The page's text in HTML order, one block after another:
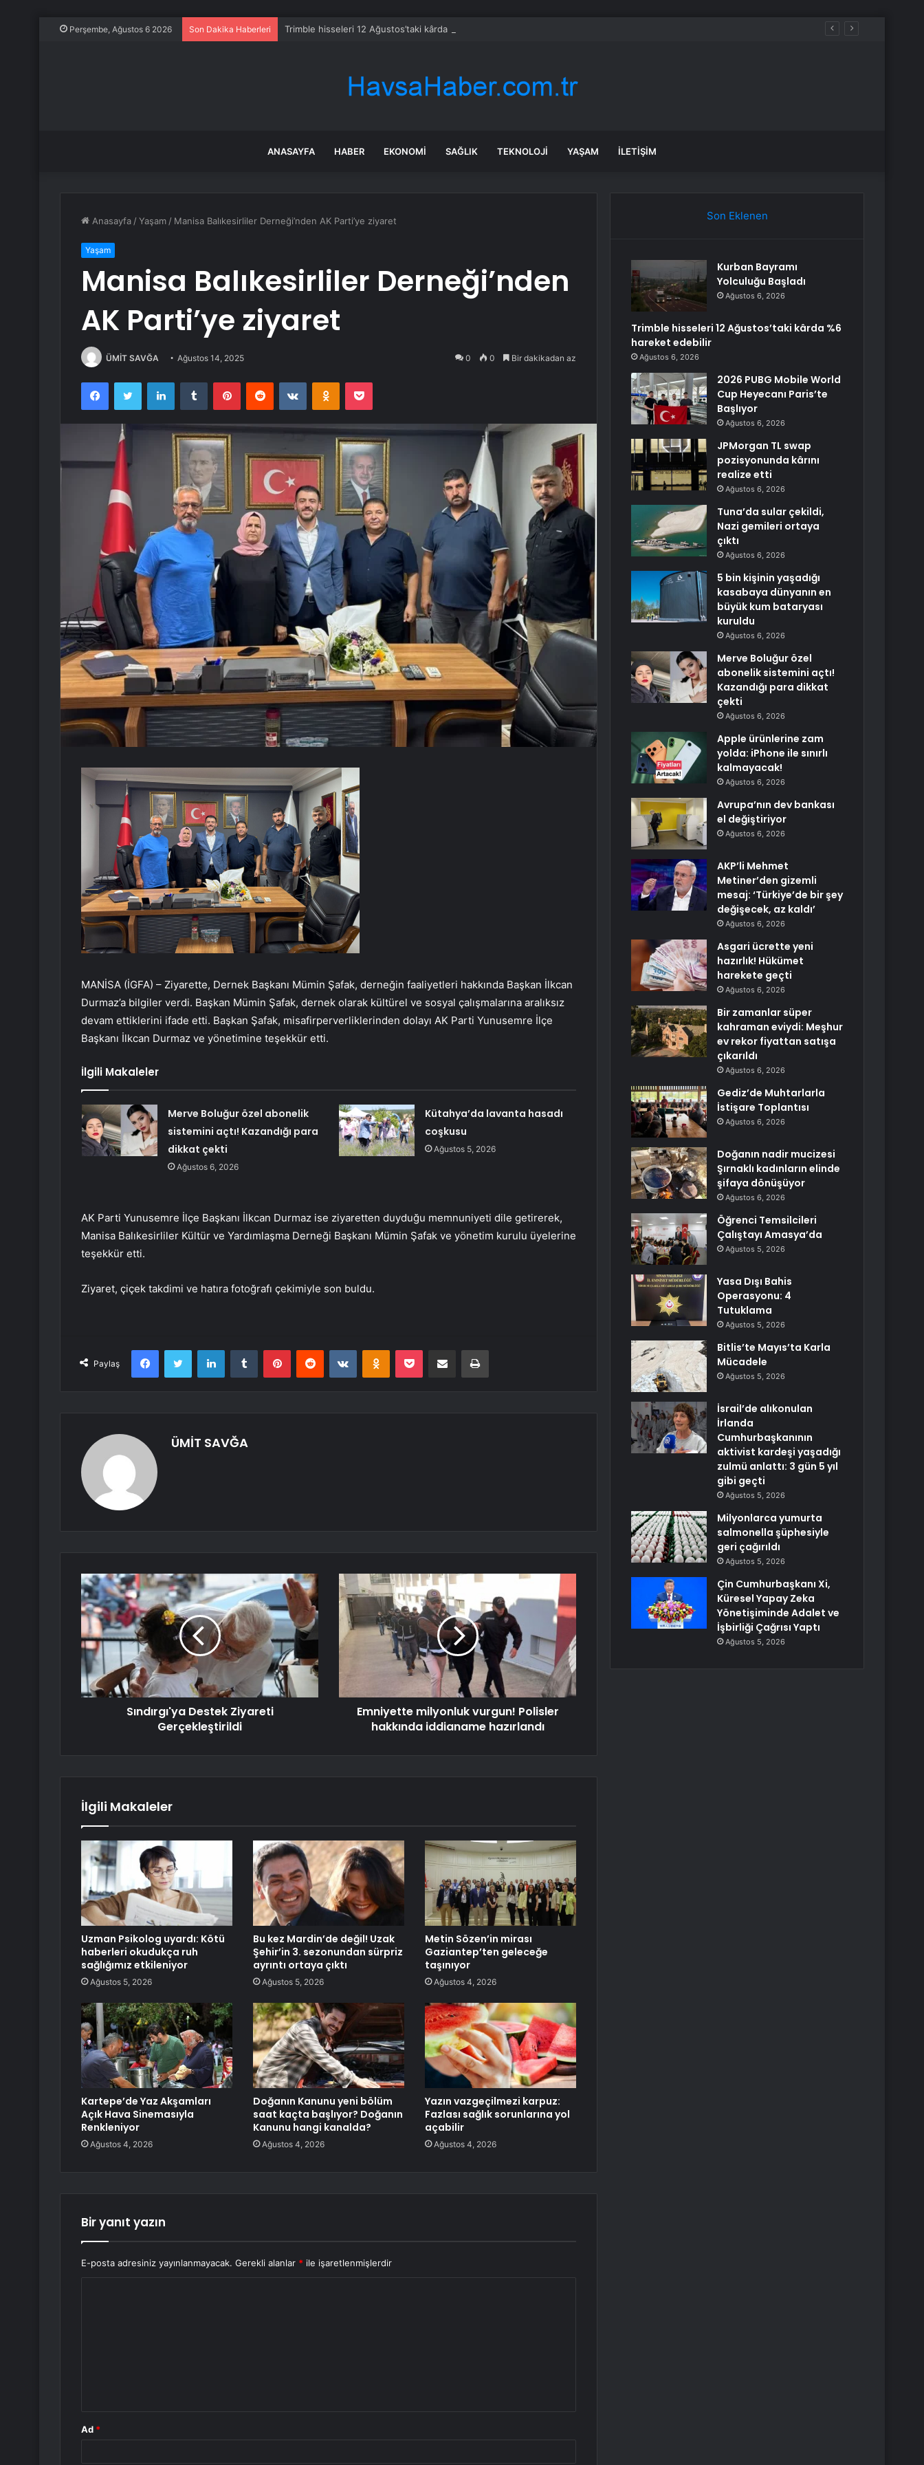
Perşembe, Ağustos 6 2026 Son Dakika Haberleri Trimble hisseleri 12 Ağustos’taki kârda %6 hareket edebilir
ANASAYFA HABER EKONOMI SAĞLIK TEKNOLOJI YAŞAM İLETIŞIM
Anasayfa /Yaşam / Manisa Balıkesirliler Derneği’nden AK Parti’ye ziyaret
Yaşam
Manisa Balıkesirliler Derneği’nden
AK Parti’ye ziyaret
ÜMİT SAVĞA Ağustos 14, 2025 0 0 Bir dakikadan az
FacebookTwitter LinkedInTumblr PinterestReddit VKontakteOdnoklassniki
Pocket
MANİSA (İGFA) – Ziyarette, Dernek Başkanı Mümin Şafak, derneğin faaliyetleri hakkında Başkan İlkcan
Durmaz’a bilgiler verdi. Başkan Mümin Şafak, dernek olarak kültürel ve sosyal çalışmalarına aralıksız
devam ettiklerini ifade etti. Başkan Şafak, misafirperverliklerinden dolayı AK Parti Yunusemre İlçe
Başkanı İlkcan Durmaz ve yönetimine teşekkür etti.
İlgili Makaleler
Merve Boluğur özel abonelik
sistemini açtı! Kazandığı para
dikkat çekti
Ağustos 6, 2026
Kütahya’da lavanta hasadı
coşkusu
Ağustos 5, 2026
AK Parti Yunusemre İlçe Başkanı İlkcan Durmaz ise ziyaretten duyduğu memnuniyeti dile getirerek,
Manisa Balıkesirliler Kültür ve Yardımlaşma Derneği Başkanı Mümin Şafak ve yönetim kurulu üyelerine
teşekkür etti.
Ziyaret, çiçek takdimi ve hatıra fotoğrafı çekimiyle son buldu.
Paylaş
FacebookTwitter LinkedInTumblr PinterestReddit VKontakteOdnoklassniki
Pocket E-Posta ile paylaş Yazdır
ÜMİT SAVĞA
Sındırgı'ya Destek Ziyareti
Gerçekleştirildi
Emniyette milyonluk vurgun! Polisler
hakkında iddianame hazırlandı
İlgili Makaleler
Uzman Psikolog uyardı: Kötü
haberleri okudukça ruh
sağlığımız etkileniyor
Ağustos 5, 2026
Bu kez Mardin’de değil! Uzak
Şehir’in 3. sezonundan sürpriz
ayrıntı ortaya çıktı
Ağustos 5, 2026
Metin Sözen’in mirası
Gaziantep’ten geleceğe
taşınıyor
Ağustos 4, 2026
Kartepe’de Yaz Akşamları
Açık Hava Sinemasıyla
Renkleniyor
Ağustos 4, 2026
Doğanın Kanunu yeni bölüm
saat kaçta başlıyor? Doğanın
Kanunu hangi kanalda?
Ağustos 4, 2026
Yazın vazgeçilmezi karpuz:
Fazlası sağlık sorunlarına yol
açabilir
Ağustos 4, 2026
Bir yanıt yazın
E-posta adresiniz yayınlanmayacak. Gerekli alanlar * ile işaretlenmişlerdir
Ad *
Son Eklenen
Kurban Bayramı
Yolculuğu Başladı
Ağustos 6, 2026
Trimble hisseleri 12 Ağustos’taki kârda %6
hareket edebilir
Ağustos 6, 2026
2026 PUBG Mobile World
Cup Heyecanı Paris’te
Başlıyor
Ağustos 6, 2026
JPMorgan TL swap
pozisyonunda kârını
realize etti
Ağustos 6, 2026
Tuna’da sular çekildi,
Nazi gemileri ortaya
çıktı
Ağustos 6, 2026
5 bin kişinin yaşadığı
kasabaya dünyanın en
büyük kum bataryası
kuruldu
Ağustos 6, 2026
Merve Boluğur özel
abonelik sistemini açtı!
Kazandığı para dikkat
çekti
Ağustos 6, 2026
Apple ürünlerine zam
yolda: iPhone ile sınırlı
kalmayacak!
Ağustos 6, 2026
Avrupa’nın dev bankası
el değiştiriyor
Ağustos 6, 2026
AKP’li Mehmet
Metiner’den gizemli
mesaj: ‘Türkiye’de bir şey
değişecek, az kaldı’
Ağustos 6, 2026
Asgari ücrette yeni
hazırlık! Hükümet
harekete geçti
Ağustos 6, 2026
Bir zamanlar süper
kahraman eviydi: Meşhur
ev rekor fiyattan satışa
çıkarıldı
Ağustos 6, 2026
Gediz’de Muhtarlarla
İstişare Toplantısı
Ağustos 6, 2026
Doğanın nadir mucizesi
Şırnaklı kadınların elinde
şifaya dönüşüyor
Ağustos 6, 2026
Öğrenci Temsilcileri
Çalıştayı Amasya’da
Ağustos 5, 2026
Yasa Dışı Bahis
Operasyonu: 4
Tutuklama
Ağustos 5, 2026
Bitlis’te Mayıs’ta Karla
Mücadele
Ağustos 5, 2026
İsrail’de alıkonulan
İrlanda
Cumhurbaşkanının
aktivist kardeşi yaşadığı
zulmü anlattı: 3 gün 5 yıl
gibi geçti
Ağustos 5, 2026
Milyonlarca yumurta
salmonella şüphesiyle
geri çağırıldı
Ağustos 5, 2026
Çin Cumhurbaşkanı Xi,
Küresel Yapay Zeka
Yönetişiminde Adalet ve
İşbirliği Çağrısı Yaptı
Ağustos 5, 2026